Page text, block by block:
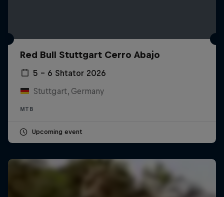
Red Bull Stuttgart Cerro Abajo
5 – 6 Shtator 2026
Stuttgart, Germany
MTB
Upcoming event